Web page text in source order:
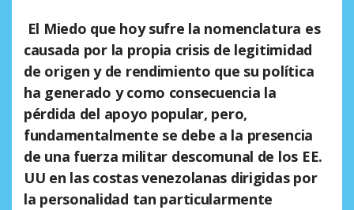
El Miedo que hoy sufre la nomenclatura es
causada por la propia crisis de legitimidad
de origen y de rendimiento que su política
ha generado y como consecuencia la
pérdida del apoyo popular, pero,
fundamentalmente se debe a la presencia
de una fuerza militar descomunal de los EE.
UU en las costas venezolanas dirigidas por
la personalidad tan particularmente